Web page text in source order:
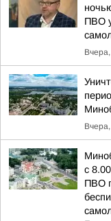
ПВО
с
ПВО